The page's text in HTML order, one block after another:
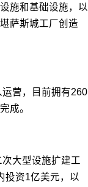
施和基础设施，以
萨斯城工厂创造
营，目前拥有260
成。
大型设施扩建工
投资1亿美元，以